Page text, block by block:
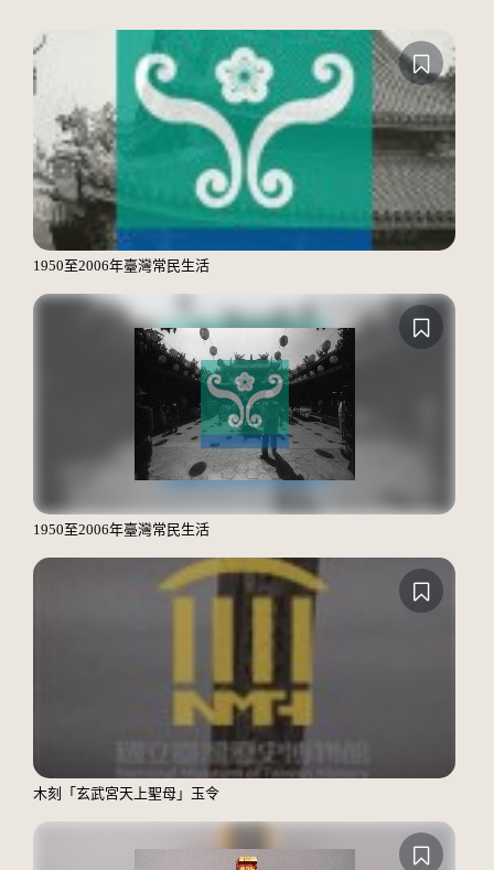
1950至2006年臺灣常民生活
1950至2006年臺灣常民生活
木刻「玄武宮天上聖母」玉令